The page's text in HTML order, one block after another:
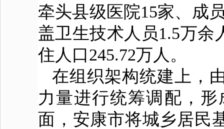
牵头县级医院15家、成
盖卫生技术人员1.5万余
住人口245.72万人。
在组织架构统建上，
力量进行统筹调配，
面，安康市将城乡居民